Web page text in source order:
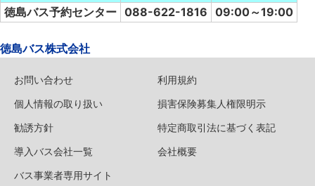
徳島バス予約センター 088-622-1816 09:00～19:00
徳島バス株式会社
お問い合わせ
利用規約
個人情報の取り扱い
損害保険募集人権限明示
勧誘方針
特定商取引法に基づく表記
導入バス会社一覧
会社概要
バス事業者専用サイト